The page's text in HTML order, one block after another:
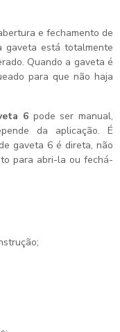
e fechamento de
gaveta está totalmente
Quando a gaveta é
para que não haja
6 pode ser manual,
da aplicação. É
gaveta 6 é direta, não
para abri-la ou fechá-